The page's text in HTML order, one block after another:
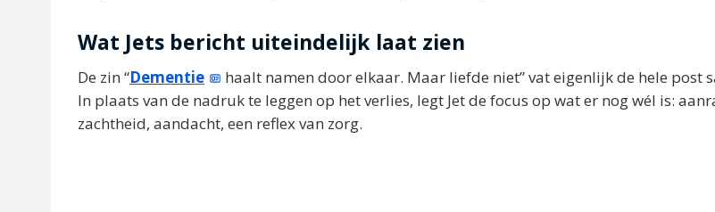
Wat Jets bericht uiteindelijk laat zien
De zin “Dementie
haalt namen door elkaar. Maar liefde niet” vat eigenlijk de hele post
In plaats van de nadruk te leggen op het verlies, legt Jet de focus op wat er nog wél is:
zachtheid, aandacht, een reflex van zorg.